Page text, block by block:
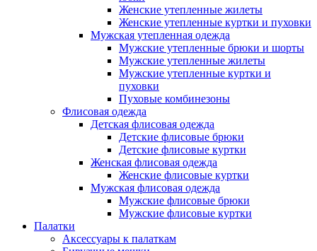
Женские утепленные жилеты
Женские утепленные куртки и пуховки
Мужская утепленная одежда
Мужские утепленные брюки и шорты
Мужские утепленные жилеты
Мужские утепленные куртки и
пуховки
Пуховые комбинезоны
Флисовая одежда
Детская флисовая одежда
Детские флисовые брюки
Детские флисовые куртки
Женская флисовая одежда
Женские флисовые куртки
Мужская флисовая одежда
Мужские флисовые брюки
Мужские флисовые куртки
Палатки
Аксессуары к палаткам